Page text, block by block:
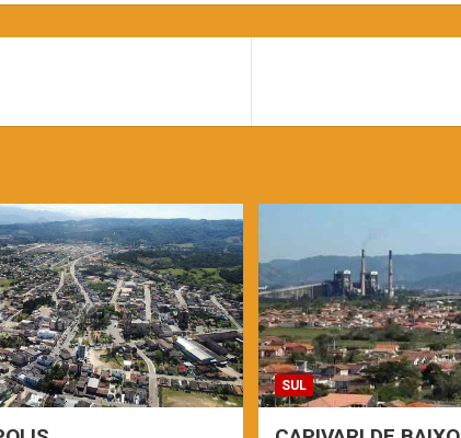
SUL